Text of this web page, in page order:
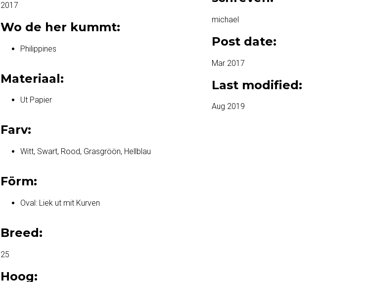
2017
Wo de her kummt:
Philippines
Materiaal:
Ut Papier
Farv:
Witt, Swart, Rood, Grasgröön, Hellblau
Förm:
Oval: Liek ut mit Kurven
Breed:
25
Hoog:
michael
Post date:
Mar 2017
Last modified:
Aug 2019